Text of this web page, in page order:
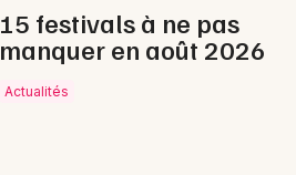
Je m'abonne
15 festivals à ne pas
manquer en août 2026
Actualités